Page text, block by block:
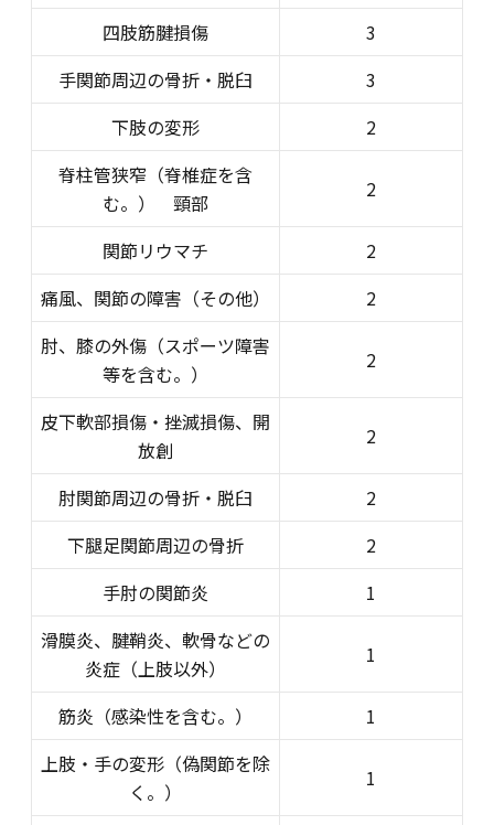
四肢筋腱損傷
3
手関節周辺の骨折・脱臼
3
下肢の変形
2
脊柱管狭窄（脊椎症を含
む。） 頸部
2
関節リウマチ
2
痛風、関節の障害（その他）
2
肘、膝の外傷（スポーツ障害
等を含む。）
2
皮下軟部損傷・挫滅損傷、開
放創
2
肘関節周辺の骨折・脱臼
2
下腿足関節周辺の骨折
2
手肘の関節炎
1
滑膜炎、腱鞘炎、軟骨などの
炎症（上肢以外）
1
筋炎（感染性を含む。）
1
上肢・手の変形（偽関節を除
く。）
1